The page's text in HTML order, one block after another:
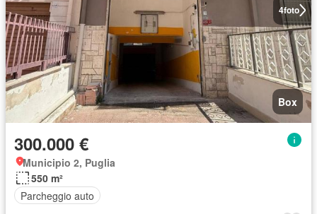
4foto
Box
300.000 €
Municipio 2, Puglia
550 m²
Parcheggio auto